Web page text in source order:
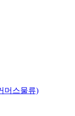
머스물류)